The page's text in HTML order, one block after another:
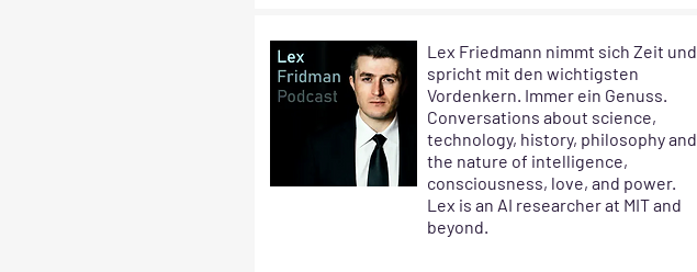
Lex Friedmann nimmt sich Zeit und
spricht mit den wichtigsten
Vordenkern. Immer ein Genuss.
Conversations about science,
technology, history, philosophy and
the nature of intelligence,
consciousness, love, and power.
Lex is an AI researcher at MIT and
beyond.